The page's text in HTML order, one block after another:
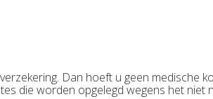
Dan hoeft u geen medische
die worden opgelegd wegens het niet